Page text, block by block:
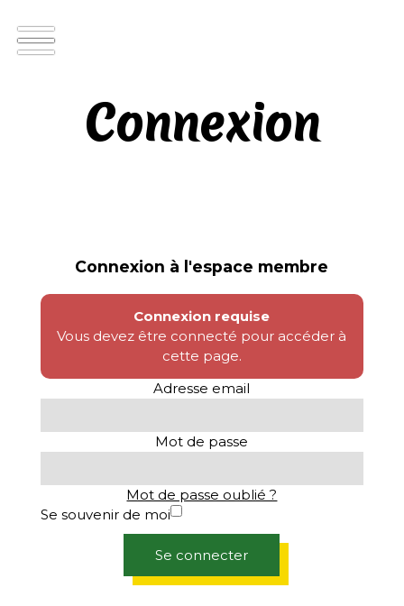
Connexion
Connexion à l'espace membre
Connexion requise
Vous devez être connecté pour accéder à
cette page.
Adresse email
Mot de passe
Mot de passe oublié ?
Se souvenir de moi
Se connecter